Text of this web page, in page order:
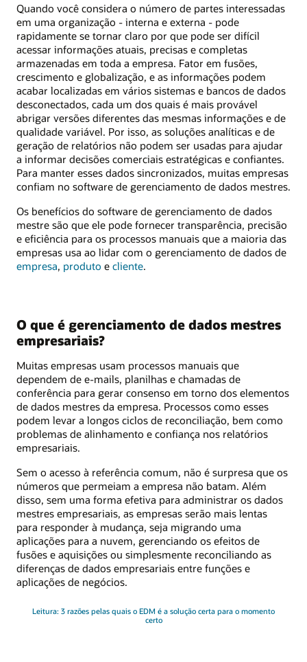
Quando você considera o número de partes interessadas
em uma organização - interna e externa - pode
rapidamente se tornar claro por que pode ser difícil
acessar informações atuais, precisas e completas
armazenadas em toda a empresa. Fator em fusões,
crescimento e globalização, e as informações podem
acabar localizadas em vários sistemas e bancos de dados
desconectados, cada um dos quais é mais provável
abrigar versões diferentes das mesmas informações e de
qualidade variável. Por isso, as soluções analíticas e de
geração de relatórios não podem ser usadas para ajudar
a informar decisões comerciais estratégicas e confiantes.
Para manter esses dados sincronizados, muitas empresas
confiam no software de gerenciamento de dados mestres.
Os benefícios do software de gerenciamento de dados
mestre são que ele pode fornecer transparência, precisão
e eficiência para os processos manuais que a maioria das
empresas usa ao lidar com o gerenciamento de dados de
empresa, produto e cliente.
O que é gerenciamento de dados mestres
empresariais?
Muitas empresas usam processos manuais que
dependem de e-mails, planilhas e chamadas de
conferência para gerar consenso em torno dos elementos
de dados mestres da empresa. Processos como esses
podem levar a longos ciclos de reconciliação, bem como
problemas de alinhamento e confiança nos relatórios
empresariais.
Sem o acesso à referência comum, não é surpresa que os
números que permeiam a empresa não batam. Além
disso, sem uma forma efetiva para administrar os dados
mestres empresariais, as empresas serão mais lentas
para responder à mudança, seja migrando uma
aplicações para a nuvem, gerenciando os efeitos de
fusões e aquisições ou simplesmente reconciliando as
diferenças de dados empresariais entre funções e
aplicações de negócios.
Leitura: 3 razões pelas quais o EDM é a solução certa para o momento
certo